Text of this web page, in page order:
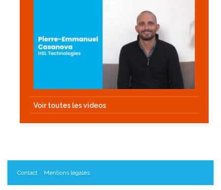
Voir toutes les videos
Contact Mentions légales